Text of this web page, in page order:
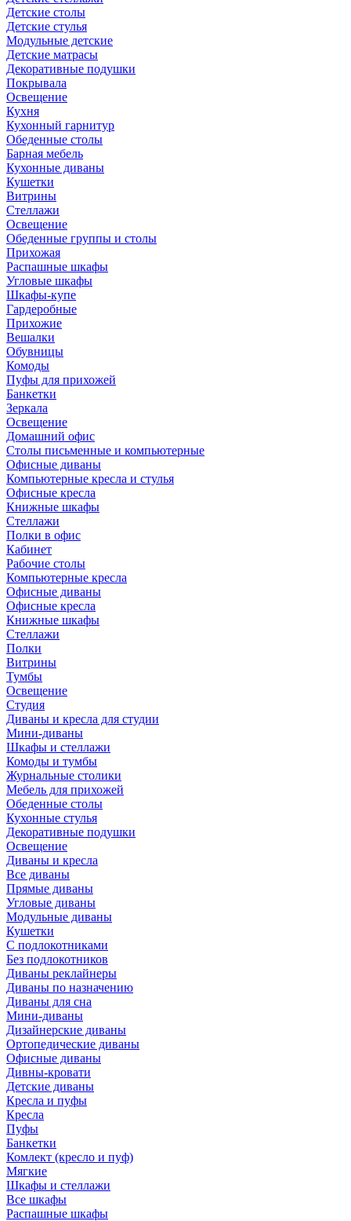
Детские столы
Детские стулья
Модульные детские
Детские матрасы
Декоративные подушки
Покрывала
Освещение
Кухня
Кухонный гарнитур
Обеденные столы
Барная мебель
Кухонные диваны
Кушетки
Витрины
Стеллажи
Освещение
Обеденные группы и столы
Прихожая
Распашные шкафы
Угловые шкафы
Шкафы-купе
Гардеробные
Прихожие
Вешалки
Обувницы
Комоды
Пуфы для прихожей
Банкетки
Зеркала
Освещение
Домашний офис
Столы письменные и компьютерные
Офисные диваны
Компьютерные кресла и стулья
Офисные кресла
Книжные шкафы
Стеллажи
Полки в офис
Кабинет
Рабочие столы
Компьютерные кресла
Офисные диваны
Офисные кресла
Книжные шкафы
Стеллажи
Полки
Витрины
Тумбы
Освещение
Студия
Диваны и кресла для студии
Мини-диваны
Шкафы и стеллажи
Комоды и тумбы
Журнальные столики
Мебель для прихожей
Обеденные столы
Кухонные стулья
Декоративные подушки
Освещение
Диваны и кресла
Все диваны
Прямые диваны
Угловые диваны
Модульные диваны
Кушетки
С подлокотниками
Без подлокотников
Диваны реклайнеры
Диваны по назначению
Диваны для сна
Мини-диваны
Дизайнерские диваны
Ортопедические диваны
Офисные диваны
Дивны-кровати
Детские диваны
Кресла и пуфы
Кресла
Пуфы
Банкетки
Комлект (кресло и пуф)
Мягкие
Шкафы и стеллажи
Все шкафы
Распашные шкафы